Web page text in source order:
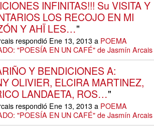
INFINITAS!!! Su VISITA Y
LOS RECOJO EN MI
Y AHÏ LES…"
respondió Ene 13, 2013 a POEMA
"POESÍA EN UN CAFÉ" de Jasmín Arcais
Y BENDICIONES A:
OLIVIER, ELCIRA MARTINEZ,
LANDAETA, ROS…"
respondió Ene 13, 2013 a POEMA
"POESÍA EN UN CAFÉ" de Jasmín Arcais